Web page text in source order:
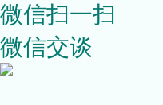
微信扫一扫
微信交谈